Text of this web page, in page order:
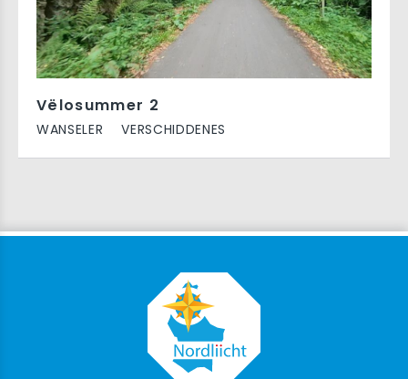
Vëlosummer 2
WANSELER VERSCHIDDENES